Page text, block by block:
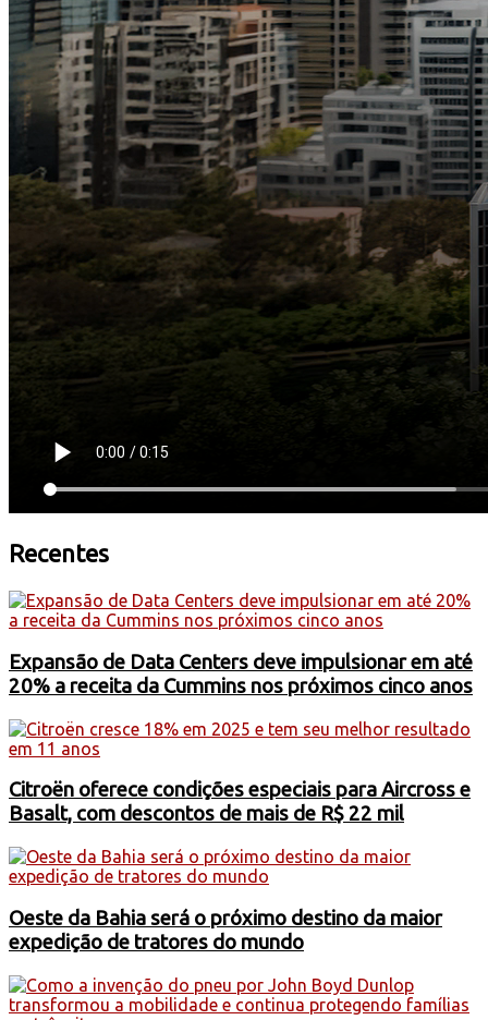
Recentes
Expansão de Data Centers deve impulsionar em até
20% a receita da Cummins nos próximos cinco anos
Citroën oferece condições especiais para Aircross e
Basalt, com descontos de mais de R$ 22 mil
Oeste da Bahia será o próximo destino da maior
expedição de tratores do mundo